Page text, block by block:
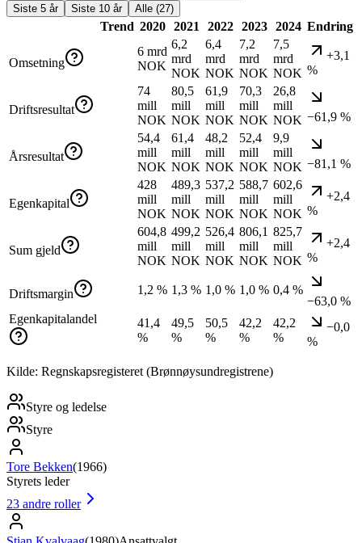
Siste 5 år
Siste 10 år Alle (27)
Trend 2020 2021 2022 2023 2024 Endring
Omsetning
6 mrd
NOK
6,2
mrd
NOK
6,4
mrd
NOK
7,2
mrd
NOK
7,5
mrd
NOK
+3,1
%
Driftsresultat
74
mill
NOK
80,5
mill
NOK
61,9
mill
NOK
70,3
mill
NOK
26,8
mill
NOK −61,9 %
Årsresultat
54,4
mill
NOK
61,4
mill
NOK
48,2
mill
NOK
52,4
mill
NOK
9,9
mill
NOK −81,1 %
Egenkapital
428
mill
NOK
489,3
mill
NOK
537,2
mill
NOK
588,7
mill
NOK
602,6
mill
NOK
+2,4
%
Sum gjeld
604,8
mill
NOK
499,2
mill
NOK
526,4
mill
NOK
806,1
mill
NOK
825,7
mill
NOK
+2,4
%
Driftsmargin 1,2 % 1,3 % 1,0 % 1,0 % 0,4 %
−63,0 %
Egenkapitalandel
41,4
%
49,5
%
50,5
%
42,2
%
42,2
%
−0,0
%
Kilde: Regnskapsregisteret (Brønnøysundregistrene)
Styre og ledelse
Styre
Tore Bekken(1966)
Styrets leder
23 andre roller